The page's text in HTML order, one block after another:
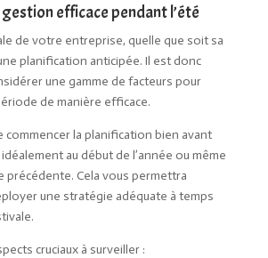
efficace pendant l’été
de votre entreprise, quelle que soit sa
planification anticipée. Il est donc
une gamme de facteurs pour
de manière efficace.
commencer la planification bien avant
idéalement au début de l’année ou même
précédente. Cela vous permettra
une stratégie adéquate à temps
cruciaux à surveiller :